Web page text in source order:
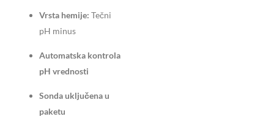
Vrsta hemije: Tečni
pH minus
Automatska kontrola
pH vrednosti
Sonda uključena u
paketu